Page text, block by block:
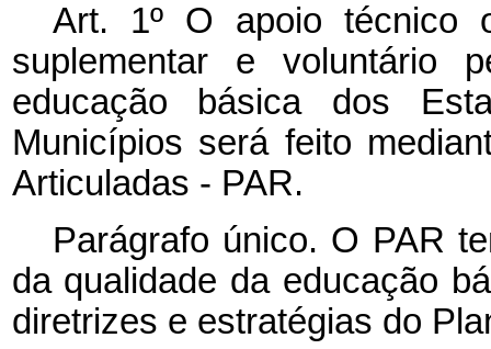
Art. 1º O apoio técnico
suplementar e voluntário
educação básica dos
Municípios será feito
Articuladas - PAR.
Parágrafo único. O PAR
da qualidade da educação
diretrizes e estratégias do